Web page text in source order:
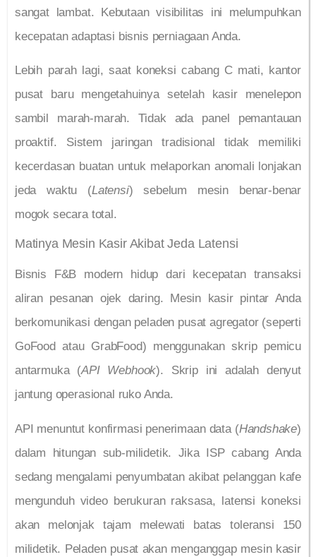
sangat lambat. Kebutaan visibilitas ini melumpuhkan
kecepatan adaptasi bisnis perniagaan Anda.
Lebih parah lagi, saat koneksi cabang C mati, kantor
pusat baru mengetahuinya setelah kasir menelepon
sambil marah-marah. Tidak ada panel pemantauan
proaktif. Sistem jaringan tradisional tidak memiliki
kecerdasan buatan untuk melaporkan anomali lonjakan
jeda waktu (Latensi) sebelum mesin benar-benar
mogok secara total.
Matinya Mesin Kasir Akibat Jeda Latensi
Bisnis F&B modern hidup dari kecepatan transaksi
aliran pesanan ojek daring. Mesin kasir pintar Anda
berkomunikasi dengan peladen pusat agregator (seperti
GoFood atau GrabFood) menggunakan skrip pemicu
antarmuka (API Webhook). Skrip ini adalah denyut
jantung operasional ruko Anda.
API menuntut konfirmasi penerimaan data (Handshake)
dalam hitungan sub-milidetik. Jika ISP cabang Anda
sedang mengalami penyumbatan akibat pelanggan kafe
mengunduh video berukuran raksasa, latensi koneksi
akan melonjak tajam melewati batas toleransi 150
milidetik. Peladen pusat akan menganggap mesin kasir